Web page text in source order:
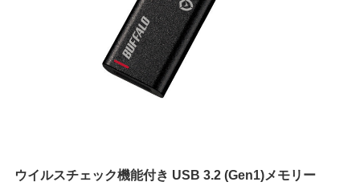
ウイルスチェック機能付き USB 3.2 (Gen1)メモリー